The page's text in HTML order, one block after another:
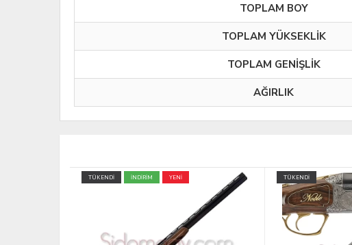
TOPLAM BOY
TOPLAM YÜKSEKLİK
TOPLAM GENİŞLİK
AĞIRLIK
TÜKENDİ TÜKENDİ